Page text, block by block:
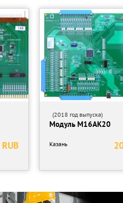
(2018 год выпуска)
Модуль М16АК20
Казань